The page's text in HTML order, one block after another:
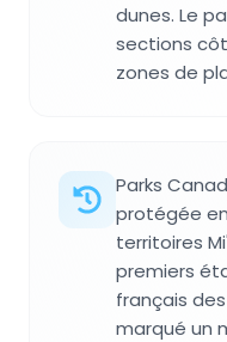
dunes. Le
sections
zones de
Parks
protégée
territoires
premiers
français
marqué un